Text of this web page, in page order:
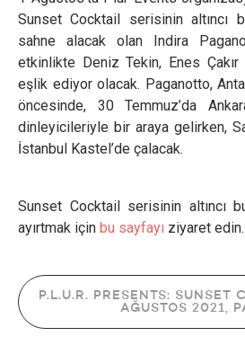
Sunset Cocktail serisinin altıncı
sahne alacak olan Indira
etkinlikte Deniz Tekin, Enes Çakır
eşlik ediyor olacak. Paganotto,
öncesinde, 30 Temmuz’da
dinleyicileriyle bir araya gelirken,
İstanbul Kastel’de çalacak.
Sunset Cocktail serisinin altıncı
ayırtmak için bu sayfayı ziyaret edin.
P.L.U.R. PRESENTS: SUNSET
AĞUSTOS 2021,